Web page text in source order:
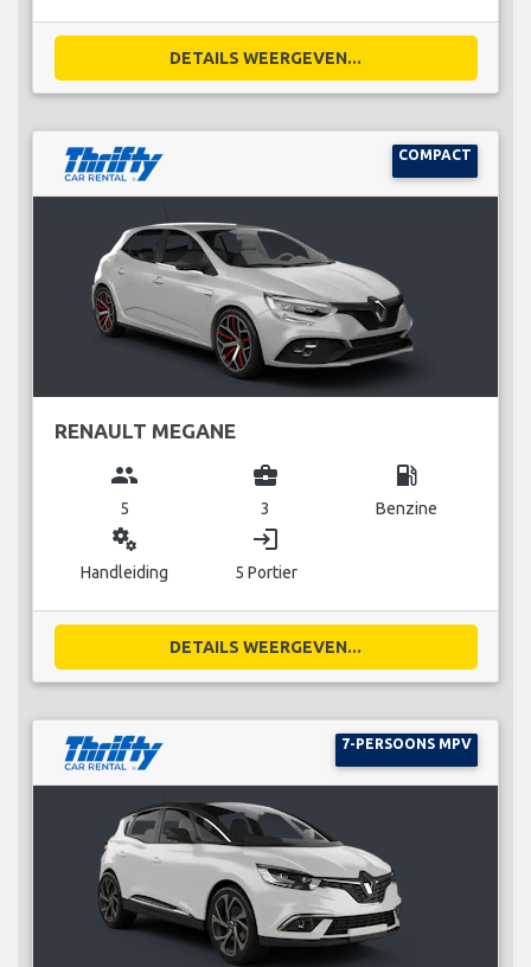
DETAILS WEERGEVEN...
COMPACT
RENAULT MEGANE
group
5
business_center
3
local_gas_station
Benzine
miscellaneous_services
Handleiding
login
5 Portier
DETAILS WEERGEVEN...
7-PERSOONS MPV